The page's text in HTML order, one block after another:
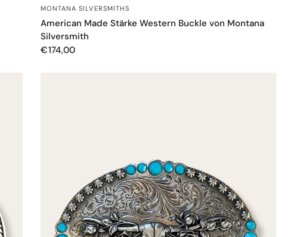
SCHNELLANSICHT
MONTANA SILVERSMITHS
American Made Stärke Western Buckle von Montana
Silversmith
€174,00